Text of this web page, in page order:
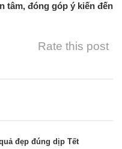
tâm, đóng góp ý kiến đến
Rate this post
đẹp đúng dịp Tết